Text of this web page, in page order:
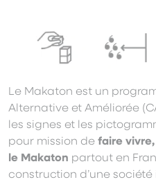
Le Makaton est un
Alternative et Améliorée
les signes et les
pour mission defaire
le Makaton partout en
construction d’une société